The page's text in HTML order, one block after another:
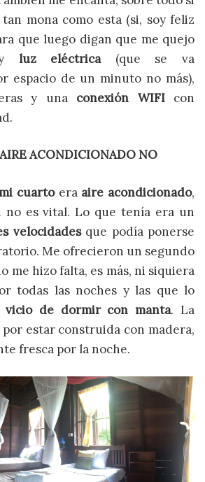
mona como esta (si, soy feliz
que luego digan que me quejo
luz eléctrica(que se va
espacio de un minuto no más),
y una conexión WIFIcon
ACONDICIONADO NO
cuarto era aire acondicionado,
no es vital. Lo que tenía era un
velocidadesque podía ponerse
Me ofrecieron un segundo
me hizo falta, es más, ni siquiera
todas las noches y las que lo
vicio de dormir con manta. La
estar construida con madera,
fresca por la noche.